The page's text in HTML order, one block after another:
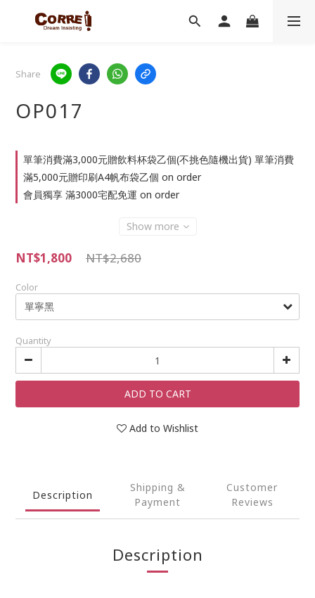
Share
OP017
單筆消費滿3,000元贈飲料杯袋乙個(不挑色隨機出貨) 單筆消費
滿5,000元贈印刷A4帆布袋乙個 on order
會員獨享 滿3000宅配免運 on order
Show more
NT$2,680
NT$1,800
Color
Quantity
ADD TO CART
Add to Wishlist
Description
Shipping &
Payment
Customer
Reviews
Description